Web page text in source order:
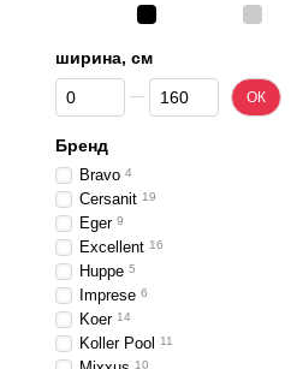
ширина, см
Від ширина, см
До ширина, см ОК
Бренд
Bravo 4
Cersanit 19
Eger 9
Excellent 16
Huppe 5
Imprese 6
Koer 14
Koller Pool 11
10